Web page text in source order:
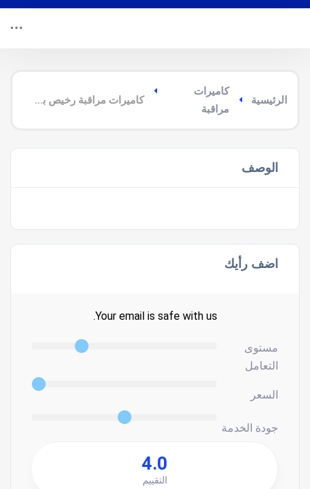
الرئيسية
كاميرات
مراقبة
كاميرات مراقبة رخيص بالمدينة المنورة
الوصف
اضف رأيك
Your email is safe with us.
مستوى
التعامل
السعر
جودة الخدمة
4.0
التقييم